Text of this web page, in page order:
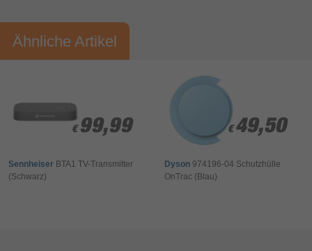
Ihre Bewertung:
Ihr Kommentar*
Ähnliche Artikel
€ 99,99
€ 99,99
Sennheiser BTA1 TV-Transmitter
(Schwarz)
€ 49,50
€ 49,50
Dyson 974196-04 Schutzhülle
OnTrac (Blau)